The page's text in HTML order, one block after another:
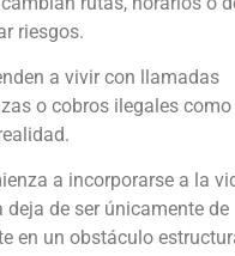
riesgos.
a vivir con llamadas
o cobros ilegales
a incorporarse a la
de ser únicamente de
en un obstáculo